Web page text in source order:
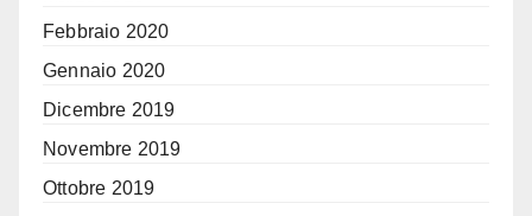
Febbraio 2020
Gennaio 2020
Dicembre 2019
Novembre 2019
Ottobre 2019